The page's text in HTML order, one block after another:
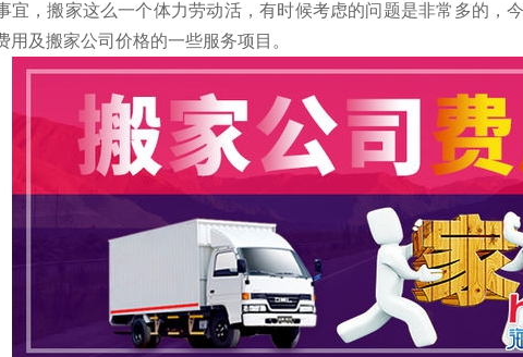
宜，搬家这么一个体力劳动活，有时候考虑的问题是非常多的，
用及搬家公司价格的一些服务项目。